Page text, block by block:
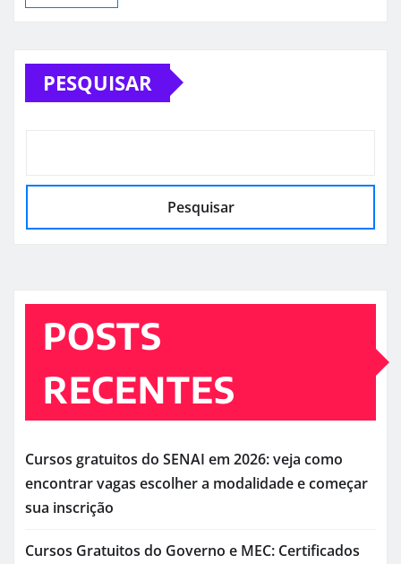
PESQUISAR
Pesquisar
POSTS
RECENTES
Cursos gratuitos do SENAI em 2026: veja como
encontrar vagas escolher a modalidade e começar
sua inscrição
Cursos Gratuitos do Governo e MEC: Certificados